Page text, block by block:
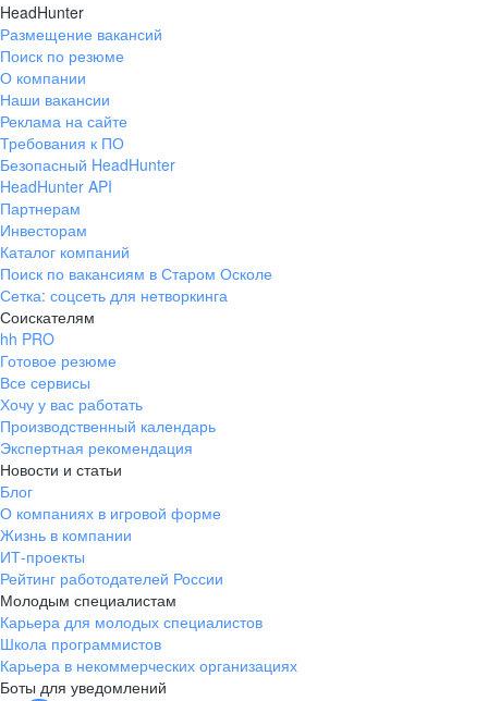
HeadHunter
Размещение вакансий
Поиск по резюме
О компании
Наши вакансии
Реклама на сайте
Требования к ПО
Безопасный HeadHunter
HeadHunter API
Партнерам
Инвесторам
Каталог компаний
Поиск по вакансиям в Старом Осколе
Сетка: соцсеть для нетворкинга
Соискателям
hh PRO
Готовое резюме
Все сервисы
Хочу у вас работать
Производственный календарь
Экспертная рекомендация
Новости и статьи
Блог
О компаниях в игровой форме
Жизнь в компании
ИТ-проекты
Рейтинг работодателей России
Молодым специалистам
Карьера для молодых специалистов
Школа программистов
Карьера в некоммерческих организациях
Боты для уведомлений